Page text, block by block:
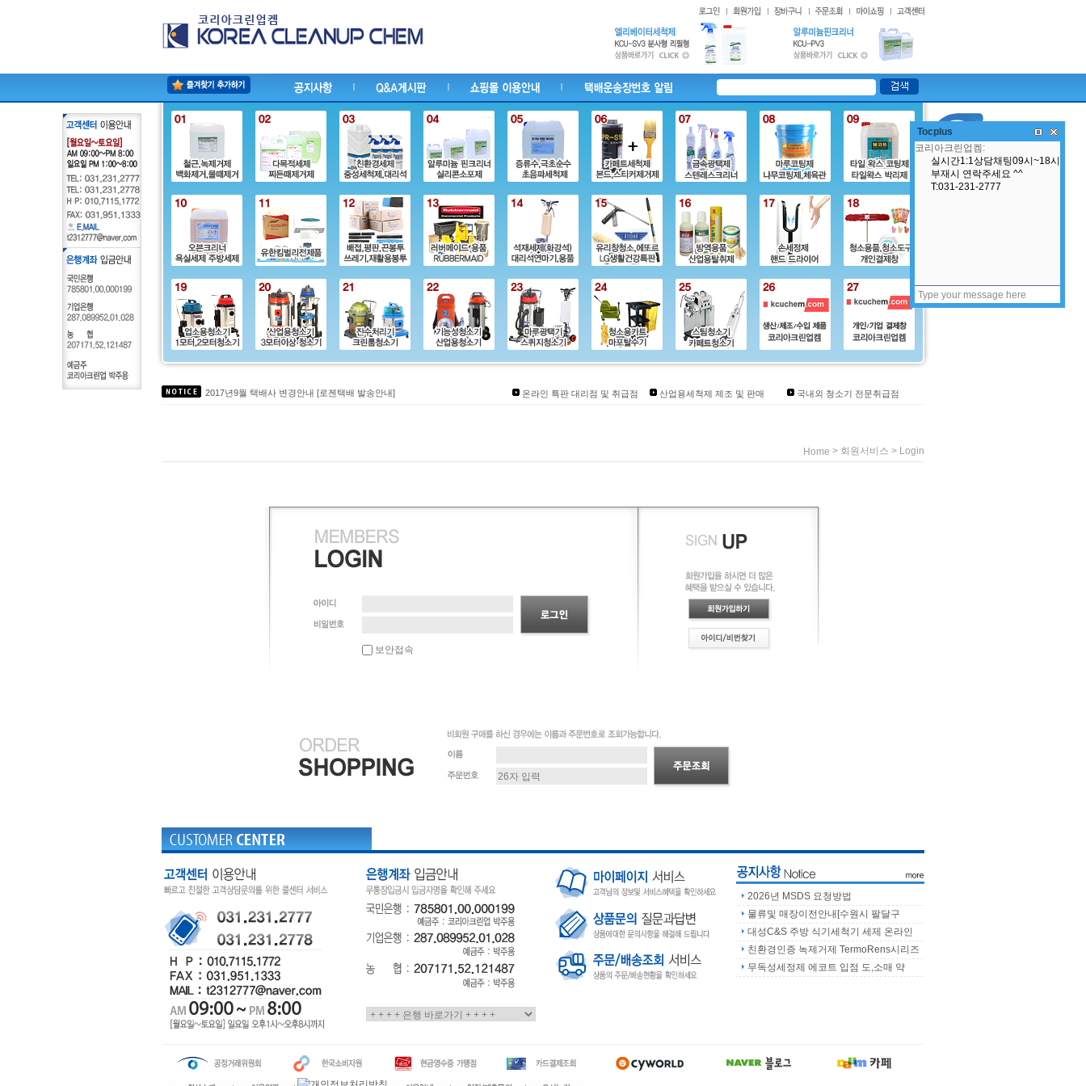
2017년9월 택배사 변경안내 [로젠택배 발송안내]
온라인 특판 대리점 및 취급점 산업용세척제 제조 및 판매 국내외 청소기 전문취급점
Home > 회원서비스 > Login
보안접속
2026년 MSDS 요청방법
물류및 매장이전안내[수원시 팔달구
대성C&S 주방 식기세척기 세제 온라인
친환경인증 녹제거제 TermoRens시리즈
무독성세정제 에코트 입점 도,소매 약
Tocplus